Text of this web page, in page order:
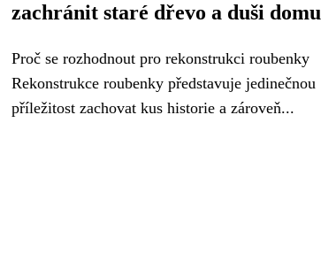
zachránit staré dřevo a duši domu
Proč se rozhodnout pro rekonstrukci roubenky
Rekonstrukce roubenky představuje jedinečnou
příležitost zachovat kus historie a zároveň...